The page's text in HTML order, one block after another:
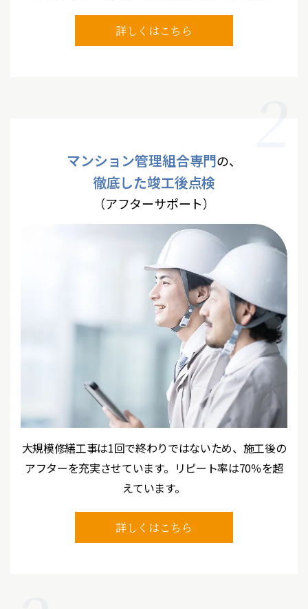
詳しくはこちら
マンション管理組合専門の、
徹底した竣工後点検
（アフターサポート）
大規模修繕工事は1回で終わりではないため、施工後の
アフターを充実させています。リピート率は70％を超
えています。
詳しくはこちら